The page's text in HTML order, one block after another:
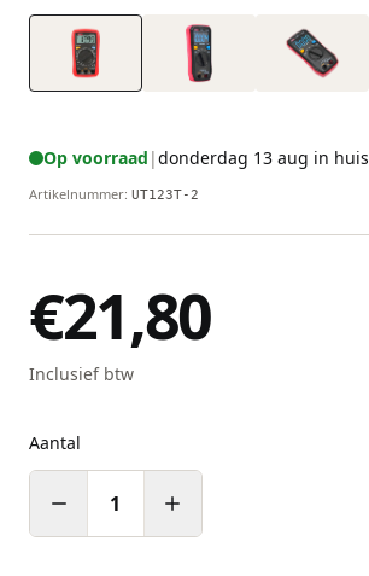
Op voorraad |donderdag 13 aug in huis
Artikelnummer: UT123T-2
€21,80
Inclusief btw
Aantal
1